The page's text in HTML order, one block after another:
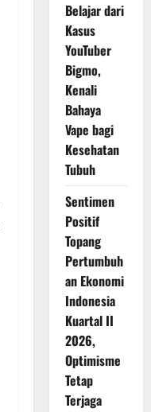
Belajar dari
Kasus
YouTuber
Bigmo,
Kenali
Bahaya
Vape bagi
Kesehatan
Tubuh
Sentimen
Positif
Topang
Pertumbuh
an Ekonomi
Indonesia
Kuartal II
2026,
Optimisme
Tetap
Terjaga